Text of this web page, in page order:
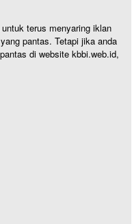
terus menyaring iklan
pantas. Tetapi jika anda
di website kbbi.web.id,